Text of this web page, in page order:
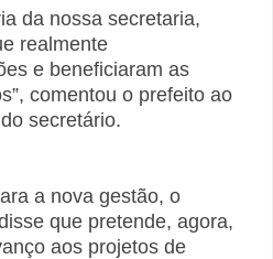
da nossa secretaria,
realmente
e beneficiaram as
comentou o prefeito ao
secretário.
a nova gestão, o
que pretende, agora,
aos projetos de